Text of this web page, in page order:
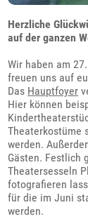
Herzliche
auf der ganzen
Wir haben am
freuen uns auf
Das Hauptfoyer
Hier können
Theaterkostüme
werden.
Gästen. Festlich
Theatersesseln
fotografieren
für die im Juni
werden.